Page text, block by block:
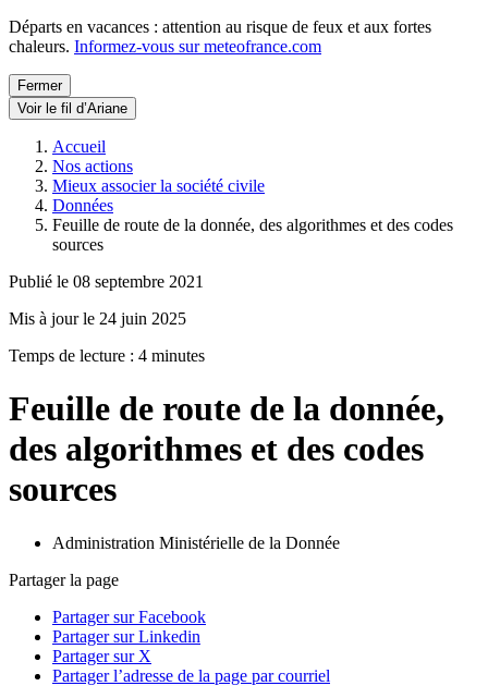
Départs en vacances : attention au risque de feux et aux fortes
chaleurs. Informez-vous sur meteofrance.com
Fermer
Voir le fil d’Ariane
Accueil
Nos actions
Mieux associer la société civile
Données
Feuille de route de la donnée, des algorithmes et des codes
sources
Publié le 08 septembre 2021
Mis à jour le 24 juin 2025
Temps de lecture : 4 minutes
Feuille de route de la donnée,
des algorithmes et des codes
sources
Administration Ministérielle de la Donnée
Partager la page
Partager sur Facebook
Partager sur Linkedin
Partager sur X
Partager l’adresse de la page par courriel